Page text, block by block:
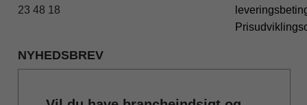
23 48 18
NYHEDSBREV